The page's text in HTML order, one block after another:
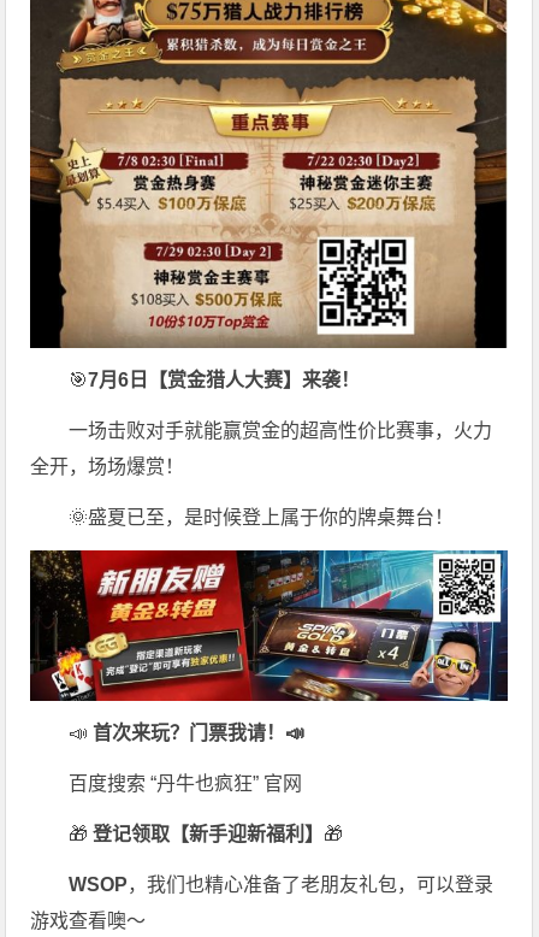
🎯7月6日【赏金猎人大赛】来袭！
一场击败对手就能赢赏金的超高性价比赛事，火力
全开，场场爆赏！
🌞盛夏已至，是时候登上属于你的牌桌舞台！
📣首次来玩？门票我请！📣
百度搜索 “丹牛也疯狂” 官网
🎁 登记领取【新手迎新福利】 🎁
WSOP，我们也精心准备了老朋友礼包，可以登录
游戏查看噢～